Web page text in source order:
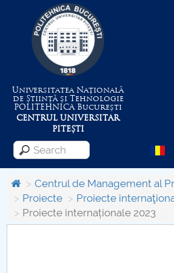
Universitatea Națională
de Știință și Tehnologie
POLITEHNICABucurești
CENTRUL UNIVERSITAR
PITEȘTI
Menu
About the University
Centrul de Management al
Proiecte
Proiecte
Proiecte internaționale 2023